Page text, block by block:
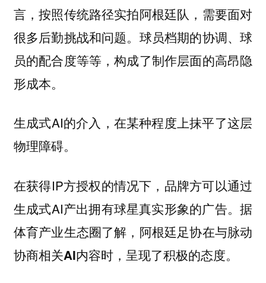
言，按照传统路径实拍阿根廷队，需要面对
很多后勤挑战和问题。球员档期的协调、球
员的配合度等等，构成了制作层面的高昂隐
形成本。
生成式AI的介入，在某种程度上抹平了这层
物理障碍。
在获得IP方授权的情况下，品牌方可以通过
生成式AI产出拥有球星真实形象的广告。据
体育产业生态圈了解，阿根廷足协在与脉动
协商相关AI内容时，呈现了积极的态度。